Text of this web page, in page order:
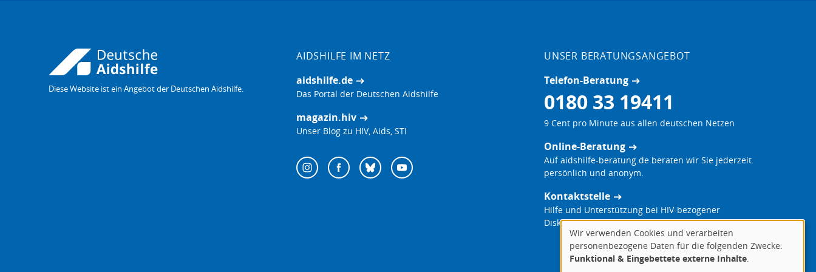
Diese Website ist ein Angebot der Deutschen Aidshilfe.
AIDSHILFE IM NETZ
aidshilfe.de
Das Portal der Deutschen Aidshilfe
magazin.hiv
Unser Blog zu HIV, Aids, STI
Follow
us
InstagramFacebookBlueskyYouTube
UNSER BERATUNGSANGEBOT
Telefon-Beratung
0180 33 19411
9 Cent pro Minute aus allen deutschen Netzen
Online-Beratung
Auf aidshilfe-beratung.de beraten wir Sie jederzeit
persönlich und anonym.
Kontaktstelle
Hilfe und Unterstützung bei HIV-bezogener
Diskriminierung
Verwendung
von
personenbezogenen
Wir verwenden Cookies und verarbeiten
personenbezogene Daten für die folgenden Zwecke:
Funktional & Eingebettete externe Inhalte.